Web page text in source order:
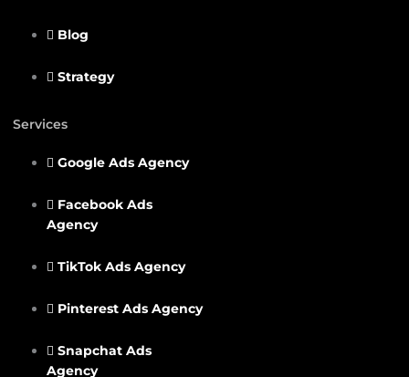
Blog
Strategy
Services
Google Ads Agency
Facebook Ads
Agency
TikTok Ads Agency
Pinterest Ads Agency
Snapchat Ads
Agency